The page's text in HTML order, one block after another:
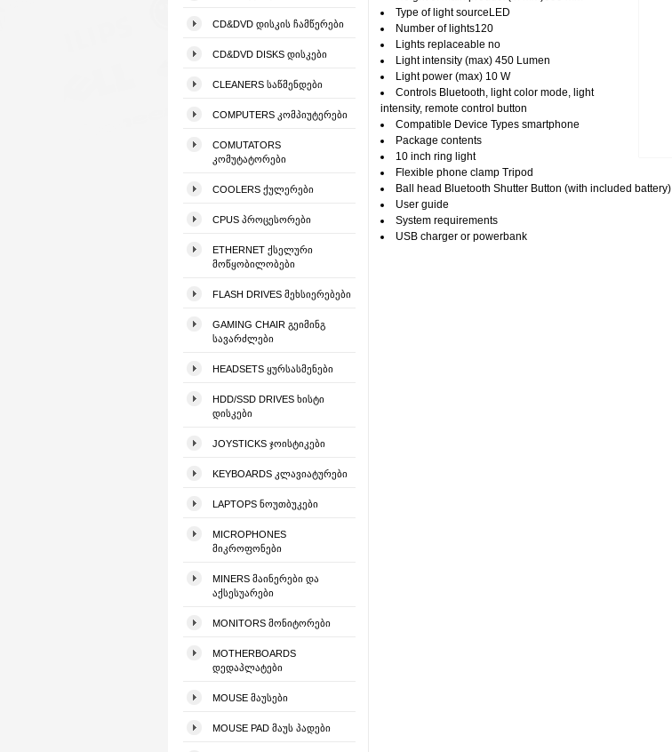
CD&DVD ᲓᲘᲡᲙᲘᲡ ᲩᲐᲛᲬᲔᲠᲔᲑᲘ
CD&DVD DISKS ᲓᲘᲡᲙᲔᲑᲘ
CLEANERS ᲡᲐᲬᲛᲔᲜᲓᲔᲑᲘ
COMPUTERS ᲙᲝᲛᲞᲘᲣᲢᲔᲠᲔᲑᲘ
COMUTATORS
ᲙᲝᲛᲣᲢᲐᲢᲝᲠᲔᲑᲘ
COOLERS ᲥᲣᲚᲔᲠᲔᲑᲘ
CPUS ᲞᲠᲝᲪᲔᲡᲝᲠᲔᲑᲘ
ETHERNET ᲥᲡᲔᲚᲣᲠᲘ
ᲛᲝᲬᲧᲝᲑᲘᲚᲝᲑᲔᲑᲘ
FLASH DRIVES ᲛᲔᲮᲡᲘᲔᲠᲔᲑᲔᲑᲘ
GAMING CHAIR ᲒᲔᲘᲛᲘᲜᲒ
ᲡᲐᲕᲐᲠᲫᲚᲔᲑᲘ
HEADSETS ᲧᲣᲠᲡᲐᲡᲛᲔᲜᲔᲑᲘ
HDD/SSD DRIVES ᲮᲘᲡᲢᲘ
ᲓᲘᲡᲙᲔᲑᲘ
JOYSTICKS ᲯᲝᲘᲡᲢᲘᲙᲔᲑᲘ
KEYBOARDS ᲙᲚᲐᲕᲘᲐᲢᲣᲠᲔᲑᲘ
LAPTOPS ᲜᲝᲣᲗᲑᲣᲙᲔᲑᲘ
MICROPHONES
ᲛᲘᲙᲠᲝᲤᲝᲜᲔᲑᲘ
MINERS ᲛᲐᲘᲜᲔᲠᲔᲑᲘ ᲓᲐ
ᲐᲥᲡᲔᲡᲣᲐᲠᲔᲑᲘ
MONITORS ᲛᲝᲜᲘᲢᲝᲠᲔᲑᲘ
MOTHERBOARDS
ᲓᲔᲓᲐᲞᲚᲐᲢᲔᲑᲘ
MOUSE ᲛᲐᲣᲡᲔᲑᲘ
MOUSE PAD ᲛᲐᲣᲡ ᲞᲐᲓᲔᲑᲘ
Type of light sourceLED
Number of lights120
Lights replaceable no
Light intensity (max) 450 Lumen
Light power (max) 10 W
Controls Bluetooth, light color mode, light
intensity, remote control button
Compatible Device Types smartphone
Package contents
10 inch ring light
Flexible phone clamp Tripod
Ball head Bluetooth Shutter Button (with included battery)
User guide
System requirements
USB charger or powerbank